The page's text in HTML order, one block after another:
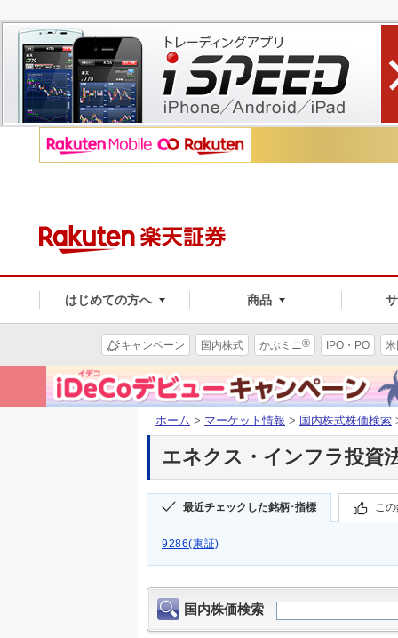
はじめての方へ 商品
キャンペーン 国内株式 かぶミニ® IPO・PO
ホーム > マーケット情報 > 国内株式株価検索
エネクス・インフラ投資
最近チェックした銘柄･指標 こ
9286(東証)